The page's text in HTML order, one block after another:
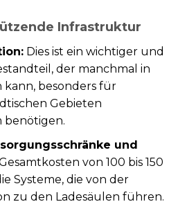
Infrastruktur
Dies ist ein wichtiger und
der manchmal in
kann, besonders für
Gebieten
benötigen.
und
von 100 bis 150
Systeme, die von der
zu den Ladesäulen führen.